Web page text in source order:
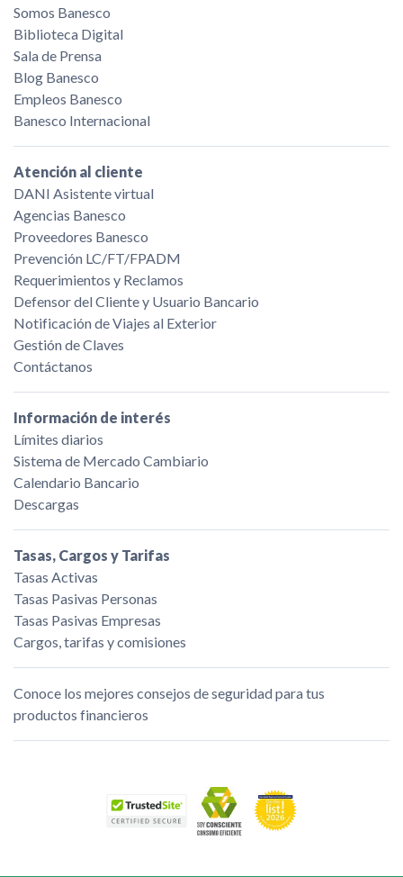
Somos Banesco
Biblioteca Digital
Sala de Prensa
Blog Banesco
Empleos Banesco
Banesco Internacional
Atención al cliente
DANI Asistente virtual
Agencias Banesco
Proveedores Banesco
Prevención LC/FT/FPADM
Requerimientos y Reclamos
Defensor del Cliente y Usuario Bancario
Notificación de Viajes al Exterior
Gestión de Claves
Contáctanos
Información de interés
Límites diarios
Sistema de Mercado Cambiario
Calendario Bancario
Descargas
Tasas, Cargos y Tarifas
Tasas Activas
Tasas Pasivas Personas
Tasas Pasivas Empresas
Cargos, tarifas y comisiones
Conoce los mejores consejos de seguridad para tus
productos financieros